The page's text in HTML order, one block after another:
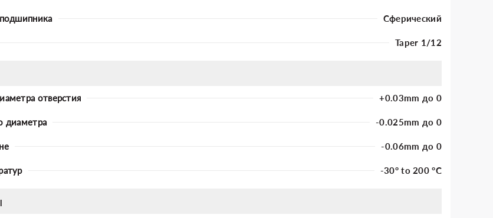
Сферический
Taper 1/12
отверстия +0.03mm до 0
диаметра -0.025mm до 0
-0.06mm до 0
-30° to 200 °C